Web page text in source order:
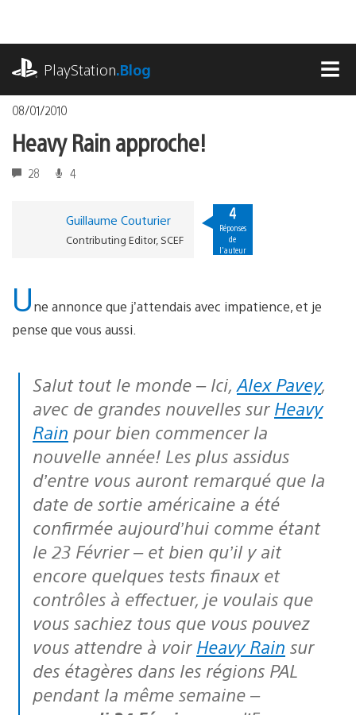
contenu
PlayStation.Blog
08/01/2010
Heavy Rain approche!
28 4
Guillaume Couturier
Contributing Editor, SCEF
4
Réponses
de
l'auteur
Une annonce que j’attendais avec impatience, et je
pense que vous aussi.
Salut tout le monde – Ici, Alex Pavey,
avec de grandes nouvelles sur Heavy
Rain pour bien commencer la
nouvelle année! Les plus assidus
d’entre vous auront remarqué que la
date de sortie américaine a été
confirmée aujourd’hui comme étant
le 23 Février – et bien qu’il y ait
encore quelques tests finaux et
contrôles à effectuer, je voulais que
vous sachiez tous que vous pouvez
vous attendre à voir Heavy Rain sur
des étagères dans les régions PAL
pendant la même semaine –